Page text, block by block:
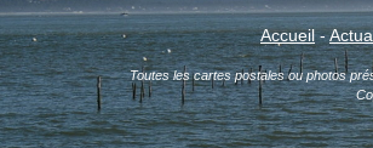
Accueil-
Toutes les cartes postales ou photos